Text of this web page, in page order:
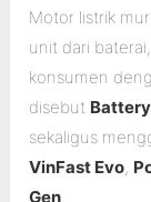
Motor listrik
unit dari
konsumen
disebut
sekaligus
VinFast Evo,
Gen.